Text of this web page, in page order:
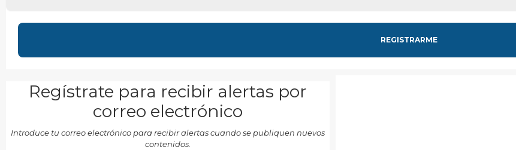
Regístrate para recibir alertas por
correo electrónico
Introduce tu correo electrónico para recibir alertas cuando se publiquen nuevos
contenidos.